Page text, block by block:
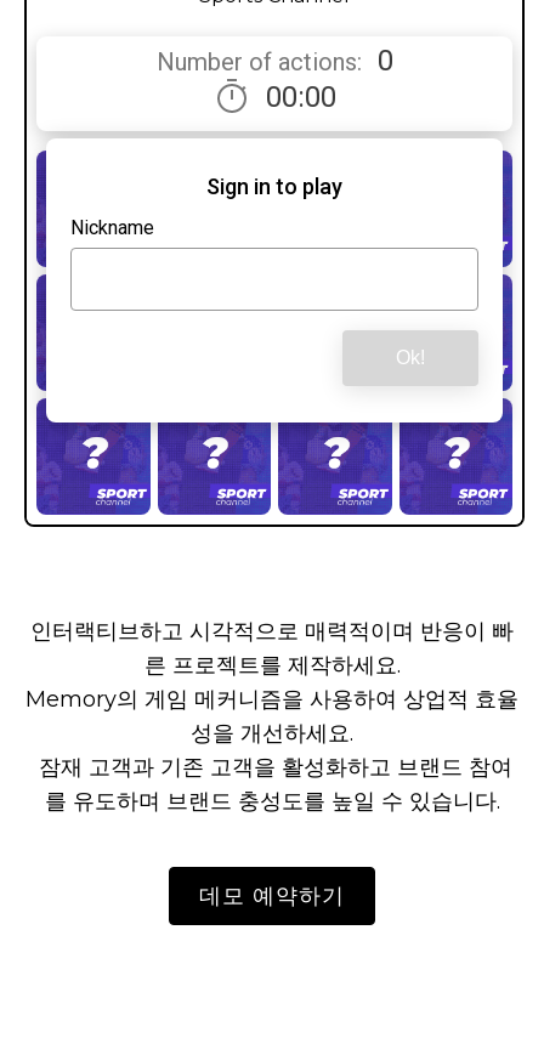
인터랙티브하고 시각적으로 매력적이며 반응이 빠
른 프로젝트를 제작하세요.
Memory의 게임 메커니즘을 사용하여 상업적 효율
성을 개선하세요.
를 유도하며 브랜드 충성도를 높일 수 있습니다.
데모 예약하기